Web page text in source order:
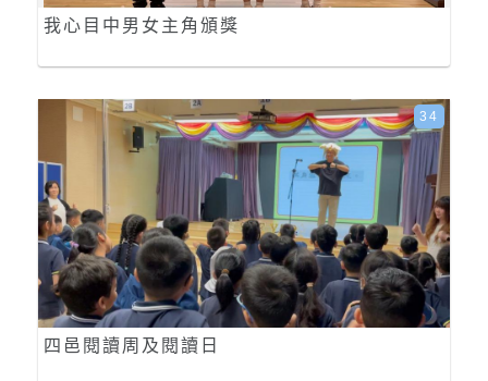
我心目中男女主角頒獎
四邑閱讀周及閱讀日
34